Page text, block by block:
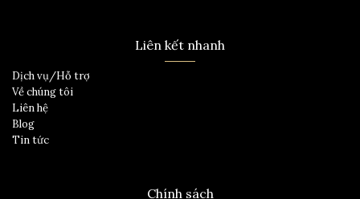
Liên kết nhanh
Dịch vụ/Hỗ trợ
Về chúng tôi
Liên hệ
Blog
Tin tức
Chính sách